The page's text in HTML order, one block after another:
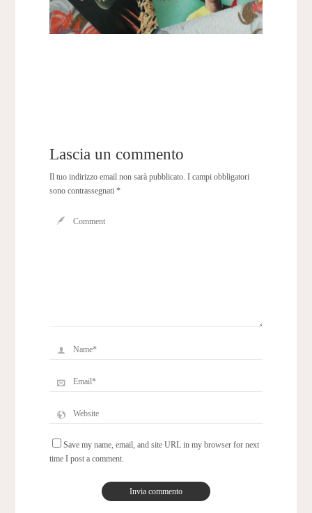
Lascia un commento
Il tuo indirizzo email non sarà pubblicato. I campi obbligatori
sono contrassegnati *
Save my name, email, and site URL in my browser for next
time I post a comment.